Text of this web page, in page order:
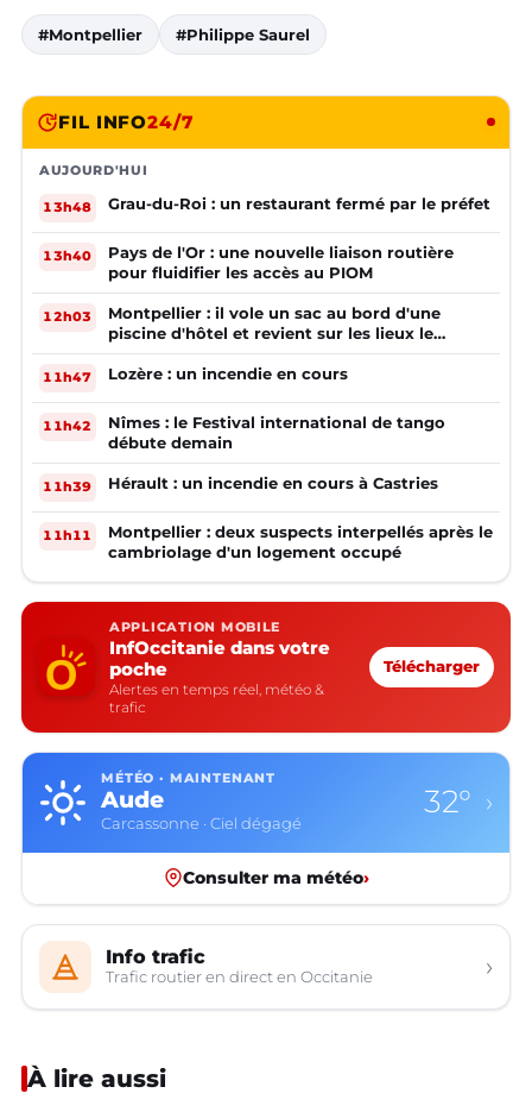
#Montpellier #Philippe Saurel
FIL INFO24/7
AUJOURD'HUI
13h48 Grau-du-Roi : un restaurant fermé par le préfet
13h40
Pays de l'Or : une nouvelle liaison routière
pour fluidifier les accès au PIOM
12h03
Montpellier : il vole un sac au bord d'une
piscine d'hôtel et revient sur les lieux le
lendemain
11h47 Lozère : un incendie en cours
11h42
Nîmes : le Festival international de tango
débute demain
11h39 Hérault : un incendie en cours à Castries
11h11
Montpellier : deux suspects interpellés après le
cambriolage d'un logement occupé
APPLICATION MOBILE
InfOccitanie dans votre
poche
Alertes en temps réel, météo &
trafic
Télécharger
MÉTÉO · MAINTENANT
Aude
Carcassonne · Ciel dégagé
32° ›
Consulter ma météo›
Info trafic
Trafic routier en direct en Occitanie ›
À lire aussi